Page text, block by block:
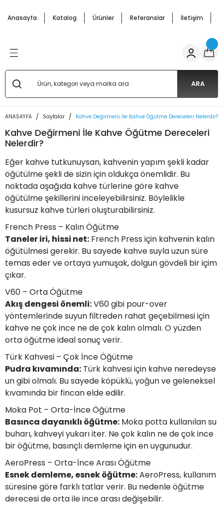
Anasayfa Katalog Ürünler Referanslar İletişim
Geri Dön
Geri Dön
Geri Dön
Semaverleri
Salep Kazanı ve
Salep Kazanları
Geri Dön
Geri Dön
Makinaları
Makinası
Geri Dön
Arabaları
Patlatma) Arabaları
- Cemko Metal
Makineleri
Mısır) Makinesi
Parça
Patlatma) Yedek Parça
Arabaları
Parça
ARA
ANASAYFA Sayfalar Kahve Değirmeni İle Kahve Öğütme Dereceleri Nelerdir?
Kahve Değirmeni İle Kahve Öğütme Dereceleri
Nelerdir?
Eğer kahve tutkunuysan, kahvenin yapım şekli kadar
öğütülme şekli de sizin için oldukça önemlidir. Bu
noktada aşağıda kahve türlerine göre kahve
öğütülme şekillerini inceleyebilirsiniz. Böylelikle
kusursuz kahve türleri oluşturabilirsiniz.
French Press – Kalın Öğütme
Taneler iri, hissi net: French Press için kahvenin kalın
öğütülmesi gerekir. Bu sayede kahve suyla uzun süre
temas eder ve ortaya yumuşak, dolgun gövdeli bir içim
çıkar.
V60 – Orta Öğütme
Akış dengesi önemli:V60 gibi pour-over
yöntemlerinde suyun filtreden rahat geçebilmesi için
kahve ne çok ince ne de çok kalın olmalı. O yüzden
orta öğütme ideal sonuç verir.
Türk Kahvesi – Çok İnce Öğütme
Pudra kıvamında: Türk kahvesi için kahve neredeyse
un gibi olmalı. Bu sayede köpüklü, yoğun ve geleneksel
kıvamında bir fincan elde edilir.
Moka Pot – Orta-İnce Öğütme
Basınca dayanıklı öğütme: Moka potta kullanılan su
buharı, kahveyi yukarı iter. Ne çok kalın ne de çok ince
bir öğütme, basınçlı demleme için en uygunudur.
AeroPress – Orta-İnce Arası Öğütme
Esnek demleme, esnek öğütme:AeroPress, kullanım
süresine göre farklı tatlar verir. Bu nedenle öğütme
derecesi de orta ile ince arası değişebilir.